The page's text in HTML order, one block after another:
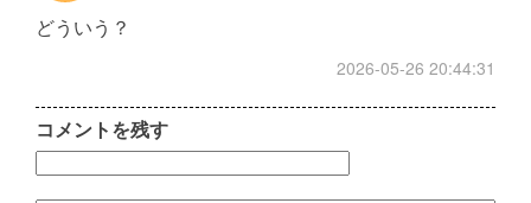
どういう？
2026-05-26 20:44:31
コメントを残す